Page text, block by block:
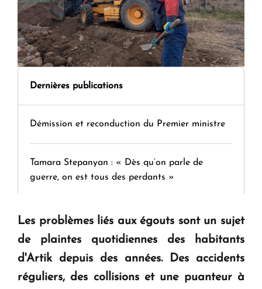
Dernières publications
Démission et reconduction du Premier ministre
Tamara Stepanyan : « Dès qu’on parle de
guerre, on est tous des perdants »
" Tant qu'il n'existe pas d'alternative concrète, la
KASA : 30 ans d'audace, de résilience et d'avenir
en Arménie
Les problèmes liés aux égouts sont un sujet
de plaintes quotidiennes des habitants
d'Artik depuis des années. Des accidents
réguliers, des collisions et une puanteur à